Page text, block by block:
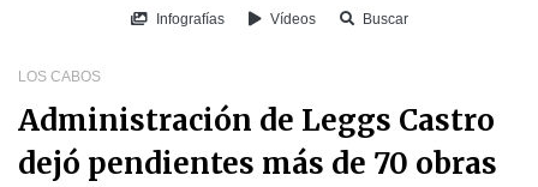
Infografías Vídeos Buscar
LOS CABOS
Administración de Leggs Castro
dejó pendientes más de 70 obras